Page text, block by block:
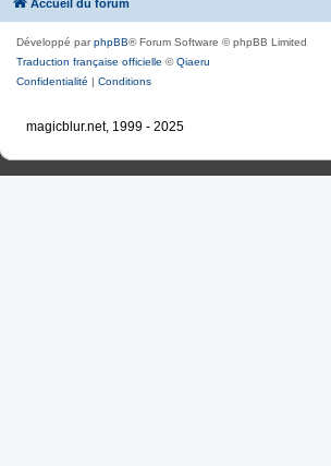
Accueil du forum
Développé parphpBB® Forum Software © phpBB Limited
Traduction française officielle ©Qiaeru
Confidentialité | Conditions
magicblur.net, 1999 - 2025